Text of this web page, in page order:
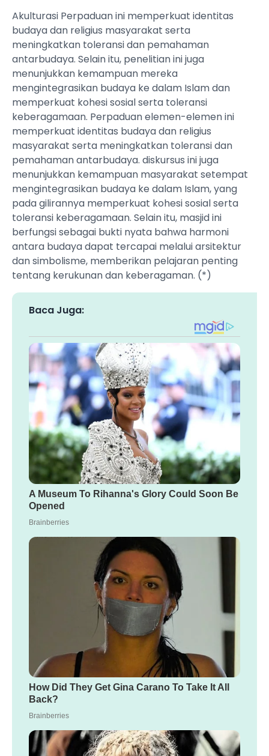
Akulturasi Perpaduan ini memperkuat identitas
budaya dan religius masyarakat serta
meningkatkan toleransi dan pemahaman
antarbudaya. Selain itu, penelitian ini juga
menunjukkan kemampuan mereka
mengintegrasikan budaya ke dalam Islam dan
memperkuat kohesi sosial serta toleransi
keberagamaan. Perpaduan elemen-elemen ini
memperkuat identitas budaya dan religius
masyarakat serta meningkatkan toleransi dan
pemahaman antarbudaya. diskursus ini juga
menunjukkan kemampuan masyarakat setempat
mengintegrasikan budaya ke dalam Islam, yang
pada gilirannya memperkuat kohesi sosial serta
toleransi keberagamaan. Selain itu, masjid ini
berfungsi sebagai bukti nyata bahwa harmoni
antara budaya dapat tercapai melalui arsitektur
dan simbolisme, memberikan pelajaran penting
tentang kerukunan dan keberagaman. (*)
Baca Juga: